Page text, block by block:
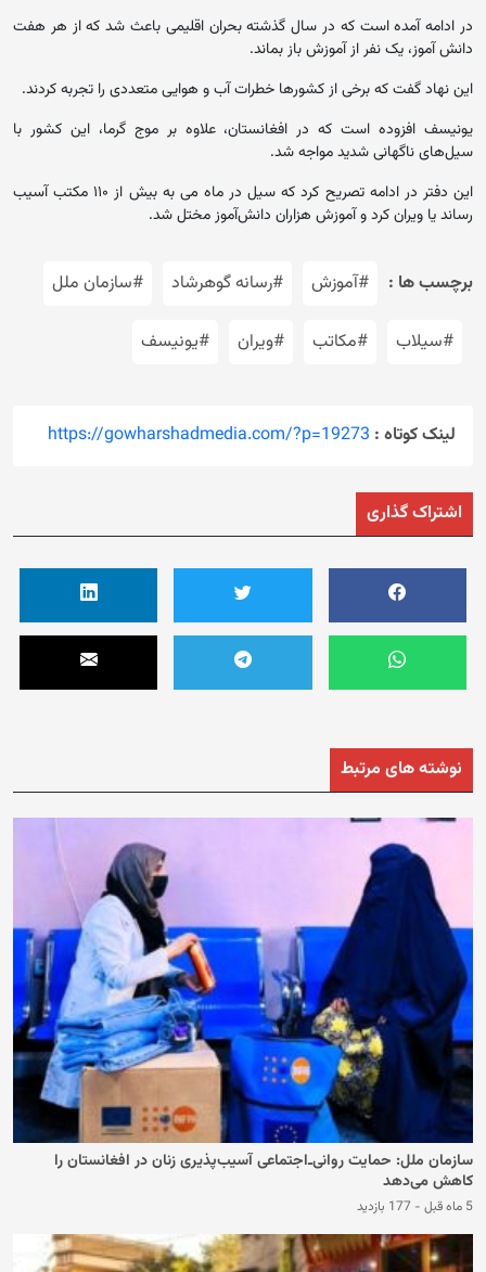
در ادامه آمده است که در سال گذشته بحران اقلیمی باعث شد که از هر هفت
دانش آموز، یک نفر از آموزش باز بماند.
این نهاد گفت که برخی از کشورها خطرات آب و هوایی متعددی را تجربه کردند.
یونیسف افزوده است که در افغانستان، علاوه بر موج گرما، این کشور با
سیل‌های ناگهانی شدید مواجه شد.
این دفتر در ادامه تصریح کرد که سیل در ماه می به بیش از ۱۱۰ مکتب آسیب
رساند یا ویران کرد و آموزش هزاران دانش‌آموز مختل شد.
برچسب ها : #آموزش #رسانه گوهرشاد #سازمان ملل
#سیلاب #مکاتب #ویران #یونیسف
لینک کوتاه : https://gowharshadmedia.com/?p=19273
اشتراک گذاری
نوشته های مرتبط
سازمان ملل: حمایت روانی‌ـ‌اجتماعی آسیب‌پذیری زنان در افغانستان را
کاهش می‌دهد
5 ماه قبل - 177 بازدید